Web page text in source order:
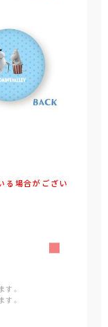
る場合がござい
。
。